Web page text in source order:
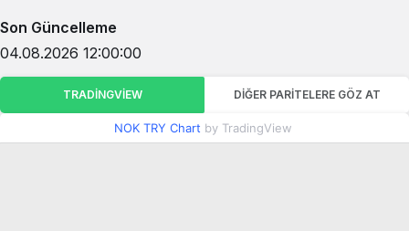
Son Güncelleme
04.08.2026 12:00:00
TRADINGVIEW DIĞER PARITELERE GÖZ AT
NOK TRY Chart by TradingView